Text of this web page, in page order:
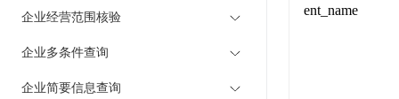
企业经营范围核验
企业多条件查询
企业简要信息查询
ent_name